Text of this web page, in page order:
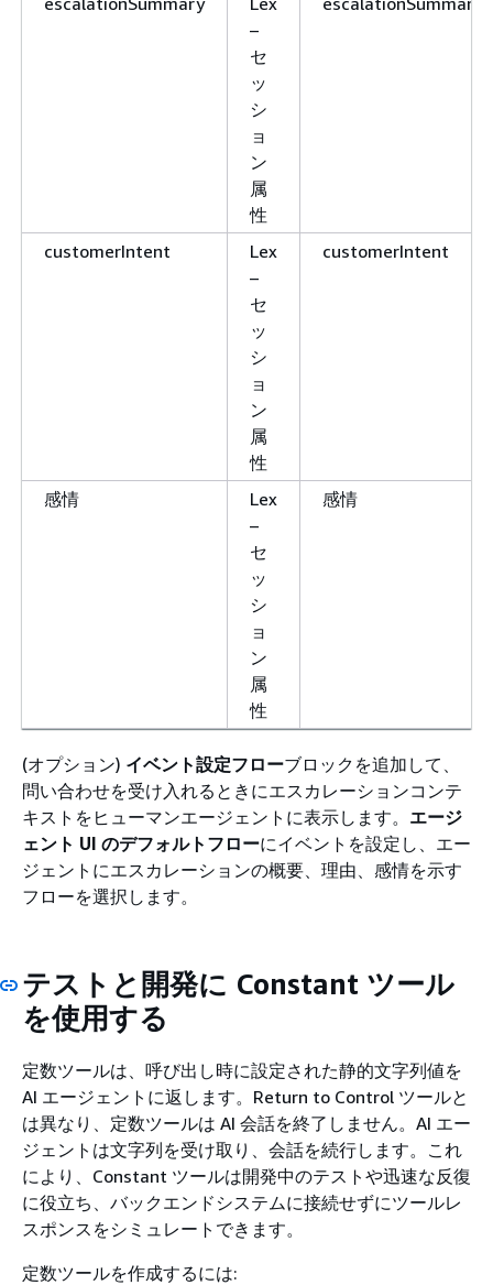
–
セ
ッ
シ
ョ
ン
属
性
customerIntent
Lex
–
セ
ッ
シ
ョ
ン
属
性
customerIntent
感情
Lex
–
セ
ッ
シ
ョ
ン
属
性
感情
(オプション) イベント設定フローブロックを追加して、
問い合わせを受け入れるときにエスカレーションコンテ
キストをヒューマンエージェントに表示します。 エージ
ェント UI のデフォルトフローにイベントを設定し、エー
ジェントにエスカレーションの概要、理由、感情を示す
フローを選択します。
テストと開発に Constant ツール
を使用する
定数ツールは、呼び出し時に設定された静的文字列値を
AI エージェントに返します。Return to Control ツールと
は異なり、定数ツールは AI 会話を終了しません。AI エー
ジェントは文字列を受け取り、会話を続行します。これ
により、Constant ツールは開発中のテストや迅速な反復
に役立ち、バックエンドシステムに接続せずにツールレ
スポンスをシミュレートできます。
定数ツールを作成するには: